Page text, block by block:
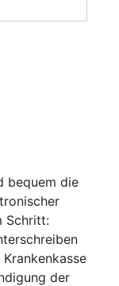
bequem die
Schritt:
der